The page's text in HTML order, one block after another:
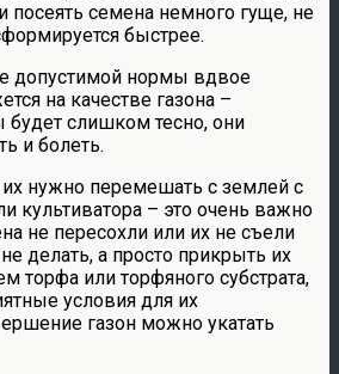
посеять семена немного гуще, не
быстрее.
допустимой нормы вдвое
на качестве газона –
будет слишком тесно, они
и болеть.
нужно перемешать с землей с
культиватора – это очень важно
не пересохли или их не съели
делать, а просто прикрыть их
торфа или торфяного субстрата,
условия для их
газон можно укатать